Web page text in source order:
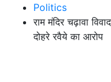
Politics
राम मंदिर चढ़ावा
दोहरे रवैये का आरोप